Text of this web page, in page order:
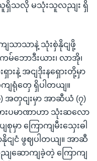
ရှိသလို မသုံးသူလညျး ရှိ
သာသာနဲ့ သုံးစှဲနိုငျဖို့
ဘောဒီးယား၊ လာအို၊
ားနဲ့ အငျဒိုးနရှေားတို့မှာ
ကျရုံတှေ ရှိပါတယျ။
အတှငျးမှာ အာဆီယံ (၇)
ားပမာဏာဟာ သုံးဆလော
မှာ ကြောကျမီးသှေးဓါ
ငျငံ ဖွဈပါတယျ။ အာဆီ
ျဆောကျခဲ့တဲ့ ကြောကျ